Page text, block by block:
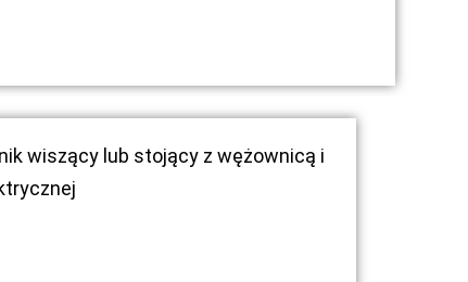
wiszący lub stojący z wężownicą i